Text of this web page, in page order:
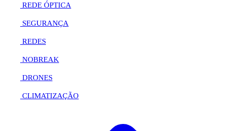
REDE ÓPTICA
SEGURANÇA
REDES
NOBREAK
DRONES
CLIMATIZAÇÃO